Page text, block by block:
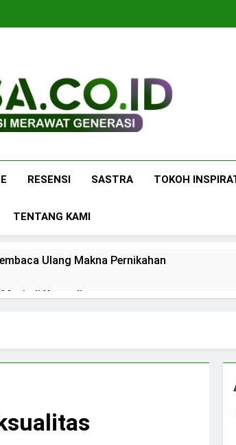
RESENSI SASTRA TOKOH
TENTANG KAMI
Ulang Makna Pernikahan
Komoditas
Kampus
Pujian, Tuntutan, dan